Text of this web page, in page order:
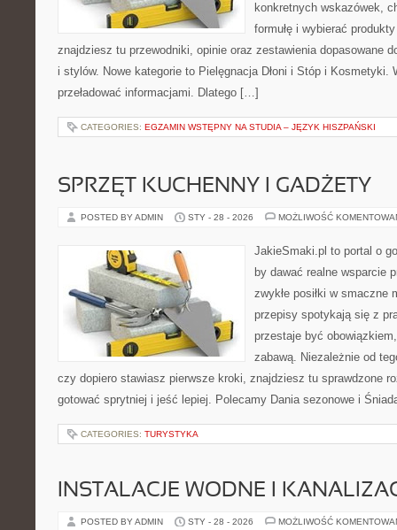
konkretnych wskazówek,
formułę i wybierać
znajdziesz tu przewodniki, opinie oraz zestawienia dopasowane
i stylów. Nowe kategorie to Pielęgnacja Dłoni i Stóp i Kosmetyki.
przeładować informacjami. Dlatego […]
CATEGORIES: EGZAMIN WSTĘPNY NA STUDIA – JĘZYK HISZPAŃSKI
SPRZĘT KUCHENNY I GADŻETY
POSTED BY ADMIN STY - 28 - 2026 MOŻLIWOŚĆ
JakieSmaki.pl to portal o
by dawać realne wsparcie
zwykłe posiłki w smaczne
przepisy spotykają się z
przestaje być
zabawą. Niezależnie od
czy dopiero stawiasz pierwsze kroki, znajdziesz tu sprawdzone
gotować sprytniej i jeść lepiej. Polecamy Dania sezonowe i
CATEGORIES: TURYSTYKA
INSTALACJE WODNE I
POSTED BY ADMIN STY - 28 - 2026 MOŻLIWOŚĆ